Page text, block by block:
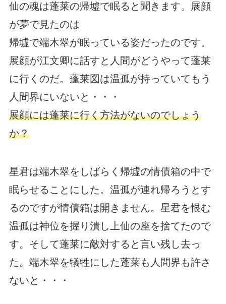
仙の魂は蓬莱の帰墟で眠ると聞きます。展顔
が夢で見たのは
帰墟で端木翠が眠っている姿だったのです。
展顔が江文卿に話すと人間がどうやって蓬莱
に行くのだ。蓬莱図は温孤が持っていてもう
人間界にいないと・・・
展顔には蓬莱に行く方法がないのでしょう
か？
星君は端木翠をしばらく帰墟の情債箱の中で
眠らせることにした。温孤が連れ帰ろうとす
るのですが情債箱は開きません。星君を恨む
温孤は神位を握り潰し上仙の座を捨てたので
す。そして蓬莱に敵対すると言い残し去っ
た。端木翠を犠牲にした蓬莱も人間界も許さ
ないと・・・